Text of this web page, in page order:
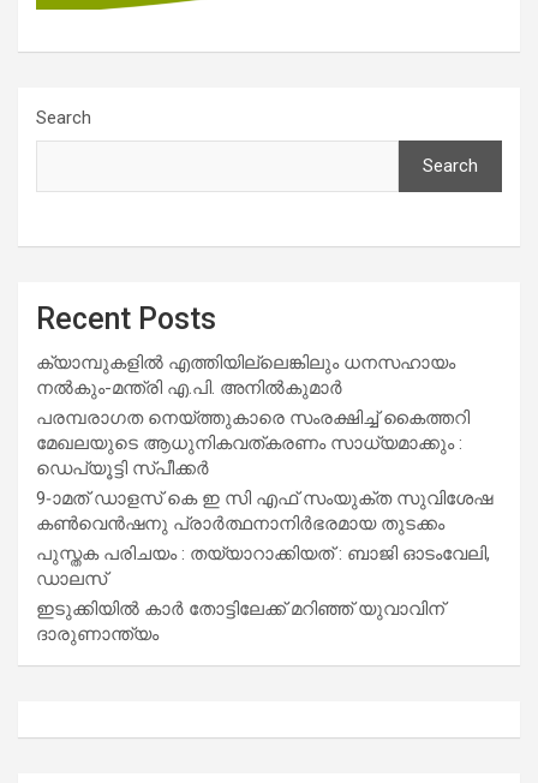
Search
Search
Recent Posts
ക്യാമ്പുകളിൽ എത്തിയില്ലെങ്കിലും ധനസഹായം
നൽകും-മന്ത്രി എ.പി. അനിൽകുമാർ
പരമ്പരാഗത നെയ്ത്തുകാരെ സംരക്ഷിച്ച് കൈത്തറി
മേഖലയുടെ ആധുനികവത്കരണം സാധ്യമാക്കും :
ഡെപ്യൂട്ടി സ്പീക്കർ
9-ാമത് ഡാളസ് കെ ഇ സി എഫ് സംയുക്ത സുവിശേഷ
കൺവെൻഷനു പ്രാർത്ഥനാനിർഭരമായ തുടക്കം
പുസ്തക പരിചയം : തയ്യാറാക്കിയത് : ബാജി ഓടംവേലി,
ഡാലസ്
ഇടുക്കിയിൽ കാർ തോട്ടിലേക്ക് മറിഞ്ഞ് യുവാവിന്
ദാരുണാന്ത്യം